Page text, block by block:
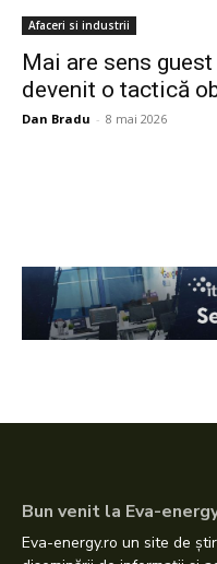
Afaceri si industrii
Mai are sens
devenit o tactică
Dan Bradu - 8 mai 2026
Bun venit la Eva-
Eva-energy.ro un site de